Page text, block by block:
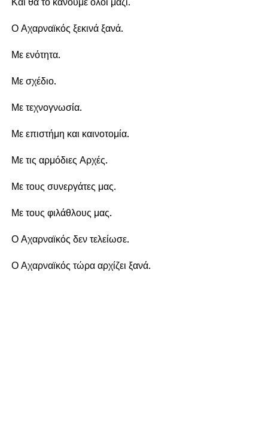
Ο Αχαρναϊκός ξεκινά ξανά.
Με ενότητα.
Με σχέδιο.
Με τεχνογνωσία.
Με επιστήμη και καινοτομία.
Με τις αρμόδιες Αρχές.
Με τους συνεργάτες μας.
Με τους φιλάθλους μας.
Ο Αχαρναϊκός δεν τελείωσε.
Ο Αχαρναϊκός τώρα αρχίζει ξανά.